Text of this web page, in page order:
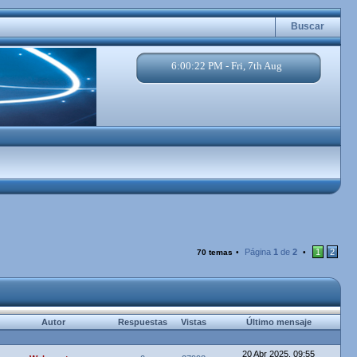
Buscar
6:00:23 PM - Fri, 7th Aug
70 temas • Página 1 de 2 • 1 2
Autor Respuestas Vistas Último mensaje
20 Abr 2025, 09:55